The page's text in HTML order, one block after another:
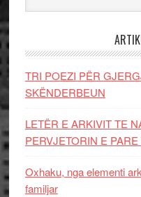
TRI POEZI PËR
SKËNDERBEUN
LETËR E ARKIVIT TE
PERVJETORIN E
Oxhaku, nga elementi
familjar